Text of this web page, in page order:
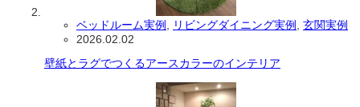
ベッドルーム実例 リビングダイニング実例
玄関実例
2026.02.02
壁紙とラグでつくるアースカラーのインテリア